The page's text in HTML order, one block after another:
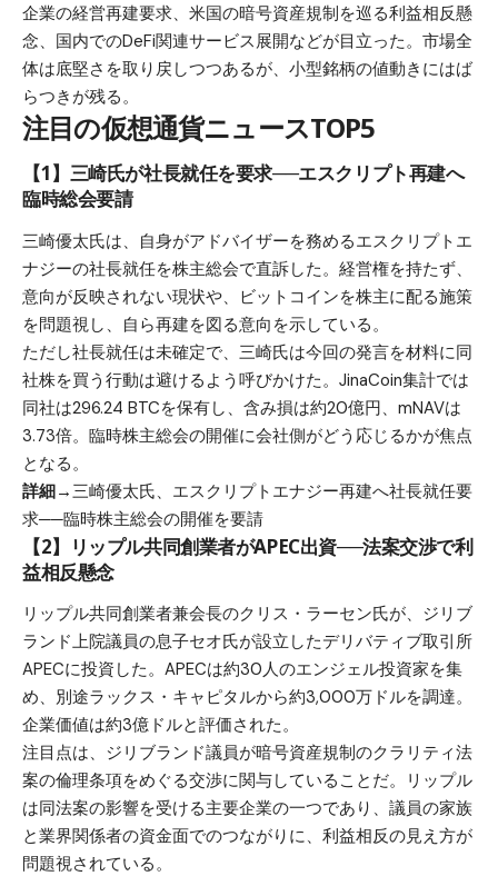
企業の経営再建要求、米国の暗号資産規制を巡る利益相反懸
念、国内でのDeFi関連サービス展開などが目立った。市場全
体は底堅さを取り戻しつつあるが、小型銘柄の値動きにはば
らつきが残る。
注目の仮想通貨ニュースTOP5
【1】三崎氏が社長就任を要求──エスクリプト再建へ
臨時総会要請
三崎優太氏は、自身がアドバイザーを務めるエスクリプトエ
ナジーの社長就任を株主総会で直訴した。経営権を持たず、
意向が反映されない現状や、ビットコインを株主に配る施策
を問題視し、自ら再建を図る意向を示している。
ただし社長就任は未確定で、三崎氏は今回の発言を材料に同
社株を買う行動は避けるよう呼びかけた。JinaCoin集計では
同社は296.24 BTCを保有し、含み損は約20億円、mNAVは
3.73倍。臨時株主総会の開催に会社側がどう応じるかが焦点
となる。
詳細→三崎優太氏、エスクリプトエナジー再建へ社長就任要
求──臨時株主総会の開催を要請
【2】リップル共同創業者がAPEC出資──法案交渉で利
益相反懸念
リップル共同創業者兼会長のクリス・ラーセン氏が、ジリブ
ランド上院議員の息子セオ氏が設立したデリバティブ取引所
APECに投資した。APECは約30人のエンジェル投資家を集
め、別途ラックス・キャピタルから約3,000万ドルを調達。
企業価値は約3億ドルと評価された。
注目点は、ジリブランド議員が暗号資産規制のクラリティ法
案の倫理条項をめぐる交渉に関与していることだ。リップル
は同法案の影響を受ける主要企業の一つであり、議員の家族
と業界関係者の資金面でのつながりに、利益相反の見え方が
問題視されている。